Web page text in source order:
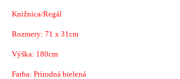
Knižnica/Regál
Rozmery: 71 x 31cm
Výška: 180cm
Farba: Prírodná bielená